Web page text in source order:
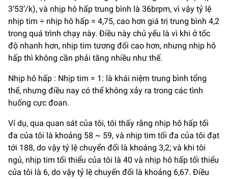
3’53’/k), và nhịp hô hấp trung bình là 36brpm, vì vậy tỷ lệ
nhịp tim ÷ nhịp hô hấp = 4,75, cao hơn giá trị trung bình 4,2
trong quá trình chạy này. Điều này chủ yếu là vì khi ở tốc
độ nhanh hơn, nhịp tim tương đối cao hơn, nhưng nhịp hô
hấp thì không cần phải tăng nhiều như thế.
Nhịp hô hấp : Nhịp tim = 1: là khái niệm trung bình tổng
thể, nhưng điều nay có thể không xảy ra trong các tình
huống cực đoan.
Ví dụ, qua quan sát của tôi, tôi thấy rằng nhịp hô hấp tối
đa của tôi là khoảng 58 ~ 59, và nhịp tim tối đa của tôi đạt
tới 188, do vậy tỷ lệ chuyển đổi là khoảng 3,2; và khi tôi
ngủ, nhịp tim tối thiểu của tôi là 40 và nhịp hô hấp tối thiểu
của tôi là 6, do vậy tỷ lệ chuyển đổi là khoảng 6,67. Điều